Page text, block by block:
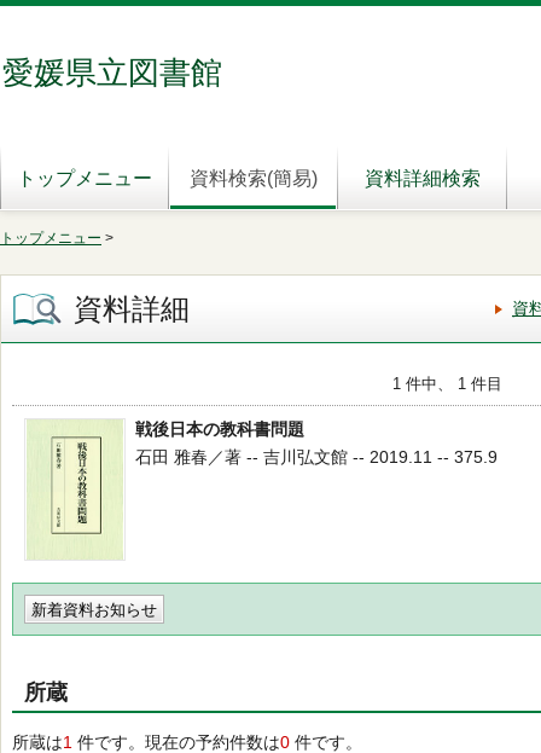
愛媛県立図書館
トップメニュー 資料検索(簡易) 資料詳細検索
トップメニュー >
資料詳細 資
1 件中、 1 件目
戦後日本の教科書問題
石田 雅春／著 -- 吉川弘文館 -- 2019.11 -- 375.9
新着資料お知らせ
所蔵
所蔵は1 件です。現在の予約件数は0 件です。